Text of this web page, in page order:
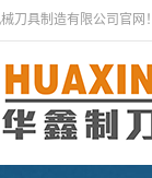
刀具制造有限公司官网！